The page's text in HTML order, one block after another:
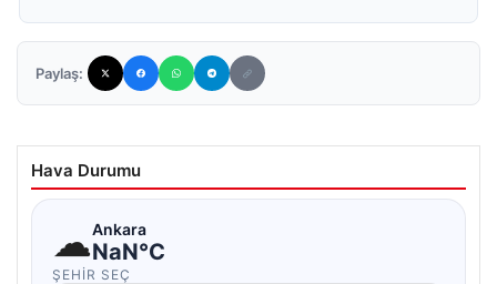
Paylaş:
Hava Durumu
☁Ankara
NaN°C
ŞEHIR SEÇ